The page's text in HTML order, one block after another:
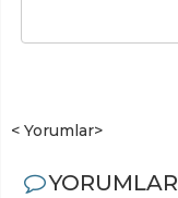
< Yorumlar>
YORUMLAR